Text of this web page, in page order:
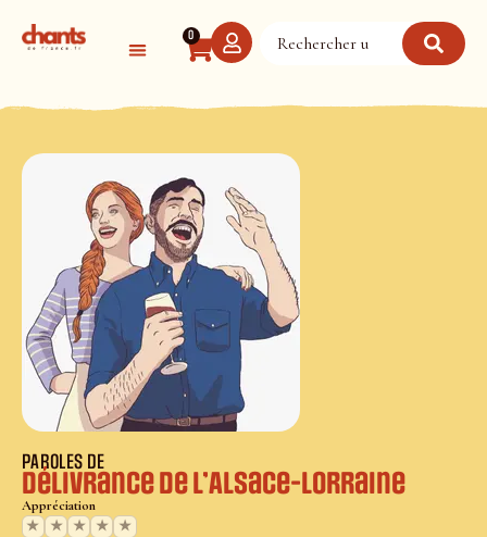
0
PAROLES DE
Délivrance de l’Alsace-Lorraine
Appréciation
★
★ ★ ★ ★